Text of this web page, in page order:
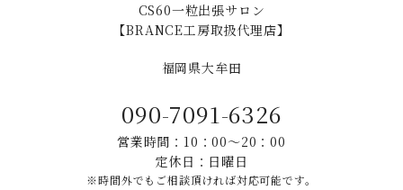
CS60一粒出張サロン
【BRANCE工房取扱代理店】
福岡県大牟田
090-7091-6326
営業時間：10：00～20：00
定休日：日曜日
※時間外でもご相談頂ければ対応可能です。